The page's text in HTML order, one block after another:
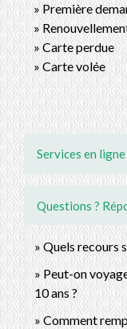
Première
Carte perdue
Carte volée
Services en
Questions ?
Quels recours
Peut-on
10 ans ?
Comment